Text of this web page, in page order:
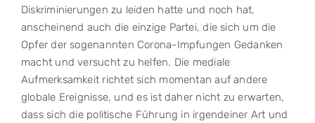
Diskriminierungen zu leiden hatte und noch hat,
anscheinend auch die einzige Partei, die sich um die
Opfer der sogenannten Corona-Impfungen Gedanken
macht und versucht zu helfen. Die mediale
Aufmerksamkeit richtet sich momentan auf andere
globale Ereignisse, und es ist daher nicht zu erwarten,
dass sich die politische Führung in irgendeiner Art und